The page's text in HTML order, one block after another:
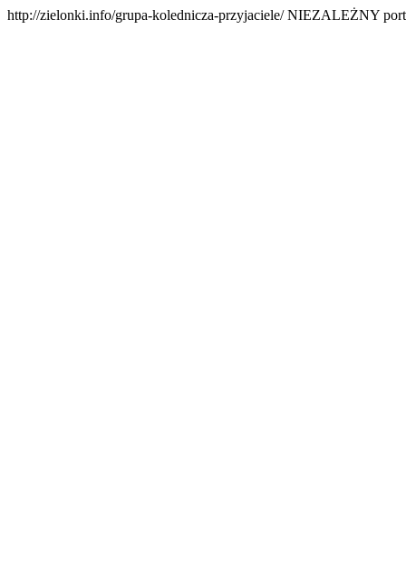
http://zielonki.info/grupa-kolednicza-przyjaciele/NIEZALEŻNY